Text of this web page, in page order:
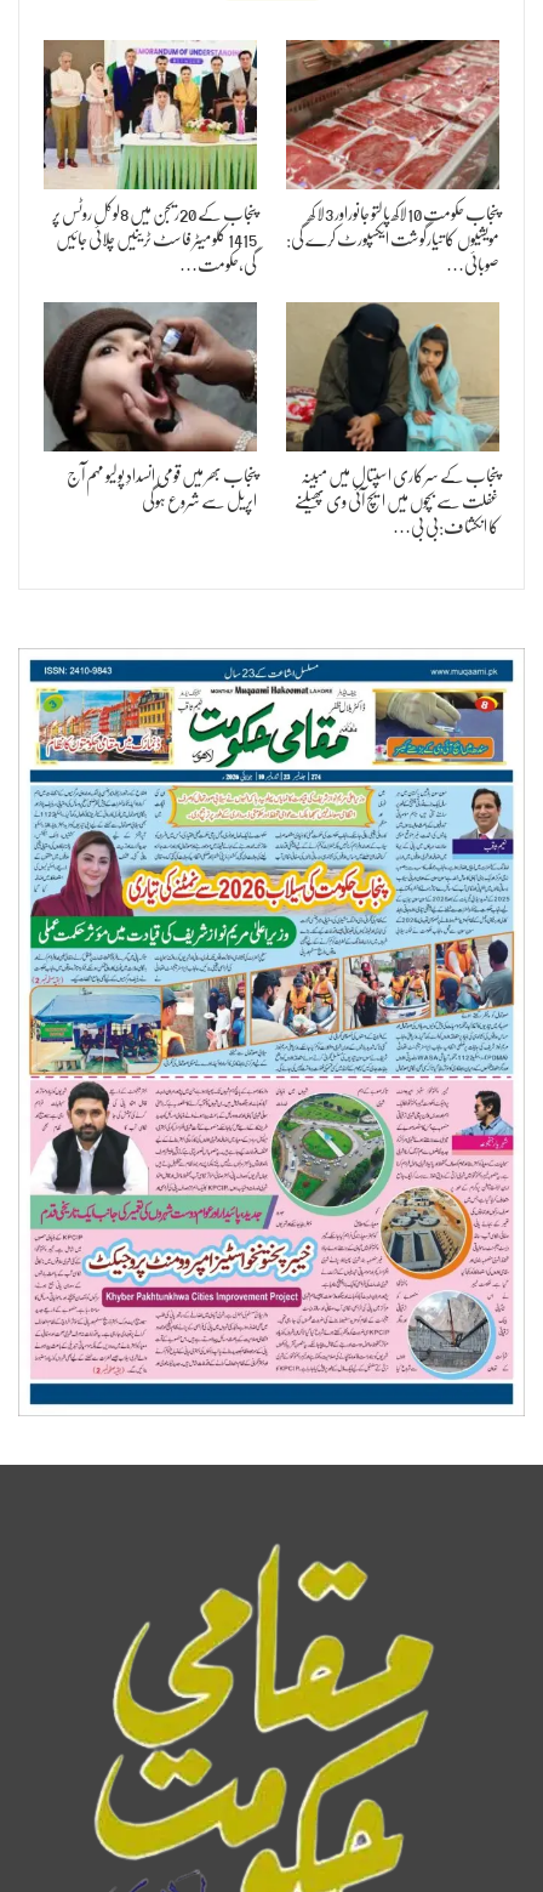
پنجاب حکومت 10لاکھ پالتو جانوراور 3لا کھ
مویشیوں کا تیارگوشت ایکسپورٹ کرے گی:
صوبائی…
پنجاب کے 20ریجن میں 8لوکل روٹس پر
1415 کلو میٹر فاسٹ ٹرینیں چلائی جائیں
گی،حکومت…
پنجاب کے سرکاری اسپتال میں مبینہ
غفلت سے بچوں میں ایچ آئی وی پھیلنے
کا انکشاف:بی بی…
پنجاب بھر میں قومی انسدادِ پولیو مہم آج
اپریل سے شروع ہوگی